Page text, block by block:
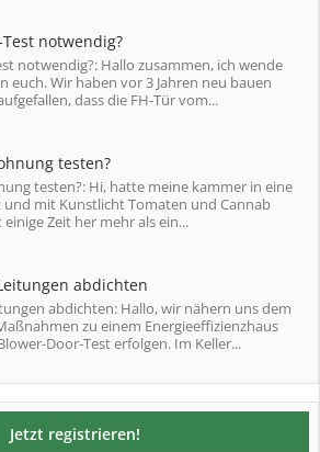
notwendig?
notwendig?: Hallo zusammen, ich wende
euch. Wir haben vor 3 Jahren neu bauen
dass die FH-Tür vom...
testen?
testen?: Hi, hatte meine kammer in eine
mit Kunstlicht Tomaten und Cannab
Zeit her mehr als ein...
abdichten
abdichten: Hallo, wir nähern uns dem
zu einem Energieeffizienzhaus
Door-Test erfolgen. Im Keller...
Jetzt registrieren!